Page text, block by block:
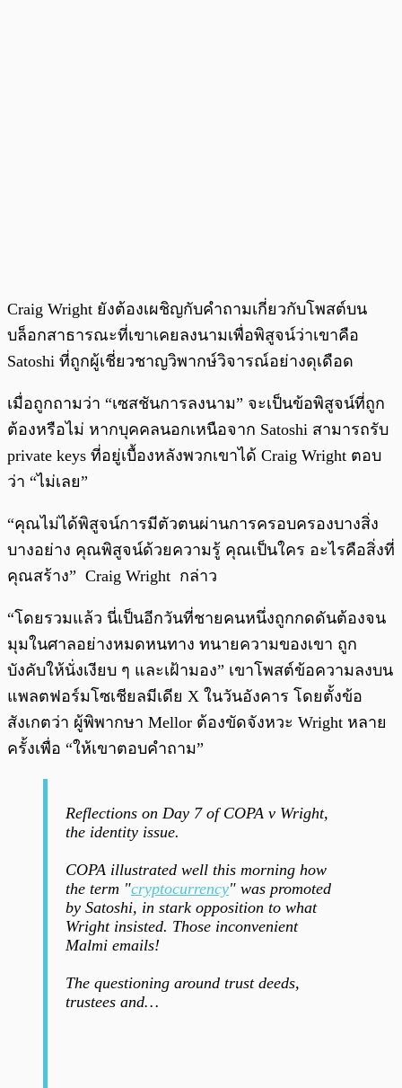
Craig Wright ยังต้องเผชิญกับคำถามเกี่ยวกับโพสต์บน
บล็อกสาธารณะที่เขาเคยลงนามเพื่อพิสูจน์ว่าเขาคือ
Satoshi ที่ถูกผู้เชี่ยวชาญวิพากษ์วิจารณ์อย่างดุเดือด
เมื่อถูกถามว่า “เซสชันการลงนาม” จะเป็นข้อพิสูจน์ที่ถูก
ต้องหรือไม่ หากบุคคลนอกเหนือจาก Satoshi สามารถรับ
private keys ที่อยู่เบื้องหลังพวกเขาได้ Craig Wright ตอบ
ว่า “ไม่เลย”
“คุณไม่ได้พิสูจน์การมีตัวตนผ่านการครอบครองบางสิ่ง
บางอย่าง คุณพิสูจน์ด้วยความรู้ คุณเป็นใคร อะไรคือสิ่งที่
คุณสร้าง” Craig Wright กล่าว
“โดยรวมแล้ว นี่เป็นอีกวันที่ชายคนหนึ่งถูกกดดันต้องจน
มุมในศาลอย่างหมดหนทาง ทนายความของเขา ถูก
บังคับให้นั่งเงียบ ๆ และเฝ้ามอง” เขาโพสต์ข้อความลงบน
แพลตฟอร์มโซเชียลมีเดีย X ในวันอังคาร โดยตั้งข้อ
สังเกตว่า ผู้พิพากษา Mellor ต้องขัดจังหวะ Wright หลาย
ครั้งเพื่อ “ให้เขาตอบคำถาม”
Reflections on Day 7 of COPA v Wright,
the identity issue.
COPA illustrated well this morning how
the term "cryptocurrency" was promoted
by Satoshi, in stark opposition to what
Wright insisted. Those inconvenient
Malmi emails!
The questioning around trust deeds,
trustees and…